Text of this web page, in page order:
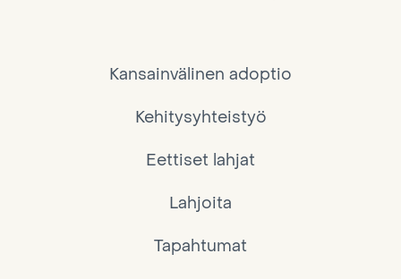
Kansainvälinen adoptio
Kehitysyhteistyö
Eettiset lahjat
Lahjoita
Tapahtumat